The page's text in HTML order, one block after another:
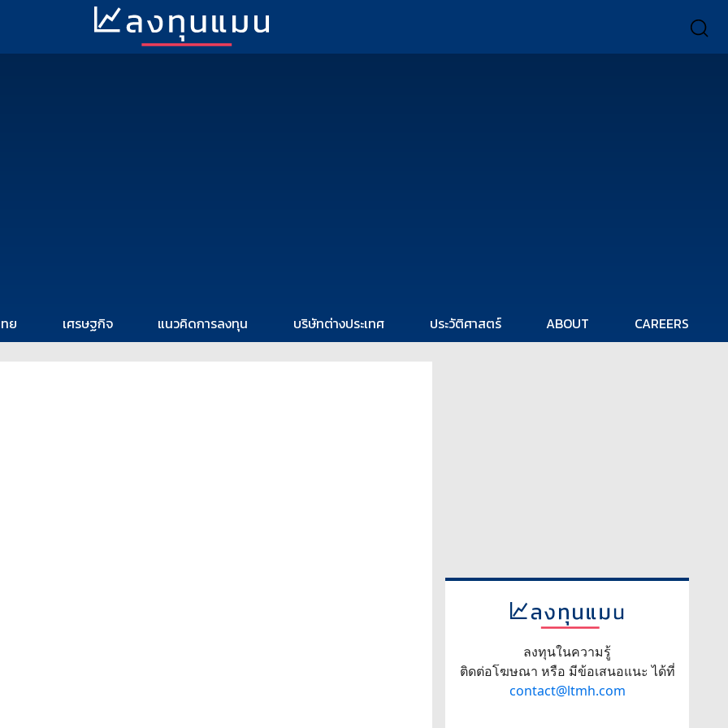
ย เศรษฐกิจ แนวคิดการลงทุน บริษัทต่างประเทศ ประวัติศาสตร์ ABOUT CAREERS
ลงทุนในความรู้
ติดต่อโฆษณา หรือ มีข้อเสนอแนะ ได้ที่
contact@ltmh.com